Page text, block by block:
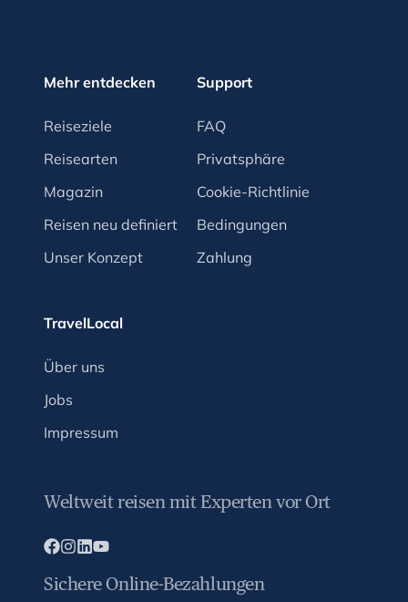
Mehr entdecken
Reiseziele
Reisearten
Magazin
Reisen neu definiert
Unser Konzept
Support
FAQ
Privatsphäre
Cookie-Richtlinie
Bedingungen
Zahlung
TravelLocal
Über uns
Jobs
Impressum
Weltweit reisen mit Experten vor Ort
Sichere Online-Bezahlungen